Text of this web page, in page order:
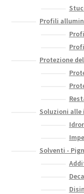
Profili
Protezione
Soluzioni
Solventi -